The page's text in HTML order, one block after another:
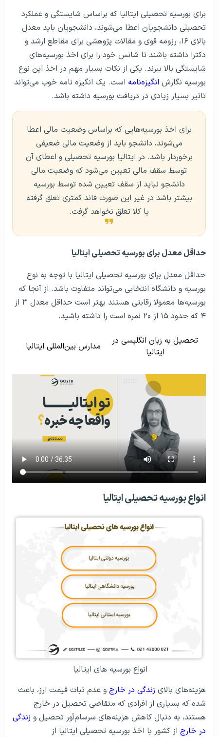
برای بورسیه‌ تحصیلی ایتالیا که براساس شایستگی و عملکرد
تحصیلی دانشجویان اعطا می‌شوند، دانشجویان باید معدل
بالای ۱۶، رزومه قوی و مقالات پژوهشی برای مقاطع ارشد و
دکترا داشته باشند تا شانس خود را برای اخذ بورسیه‌های
شایستگی بالا ببرند. یکی از نکات بسیار مهم در اخذ این نوع
بورسیه نگارش انگیزه‌نامه است. یک انگیزه نامه خوب می‌تواند
تاثیر بسیار زیادی در دریافت بورسیه داشته باشد.
برای اخذ بورسیه‌هایی که براساس وضعیت مالی اعطا
می‌شوند، دانشجو باید از وضعیت مالی ضعیفی
برخوردار باشد. در ایتالیا بورسیه تحصیلی و اعطای آن
توسط سقف مالی تعیین می‌شود که وضعیت مالی
دانشجو نباید از سقف تعیین شده توسط بورسیه
بیشتر باشد در غیر این صورت فاند کمتری تعلق گرفته
یا کلا تعلق نخواهد گرفت.
حداقل معدل برای بورسیه تحصیلی ایتالیا
حداقل معدل برای بورسیه تحصیلی ایتالیا با توجه به نوع
بورسیه و دانشگاه انتخابی می‌تواند متفاوت باشد. از آنجا که
بورسیه‌ها معمولا رقابتی هستند بهتر است حداقل معدل ۳ از
۴ که حدود ۱۵ از ۲۰ نمره است را داشته باشید.
تحصیل به زبان انگلیسی در
ایتالیا
مدارس بین‌المللی ایتالیا
انواع بورسیه‌ تحصیلی ایتالیا
انواع بورسیه‌ های ایتالیا
هزینه‌های بالای زندگی در خارج و عدم ثبات قیمت ارز، باعث
شده که بسیاری از افرادی که متقاضی تحصیل در خارج
هستند، به دنبال کاهش هزینه‌های سرسام‌آور تحصیل و زندگی
در خارج از کشور با اخذ بورسیه تحصیلی ایتالیا از